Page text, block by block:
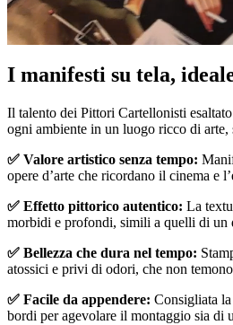
Pause
I manifesti su tela,
Il talento dei Pittori Cartellonisti
ogni ambiente in un luogo ricco di arte,
✅ Valore artistico senza tempo:
opere d’arte che ricordano il cinema e
✅ Effetto pittorico autentico: La
morbidi e profondi, simili a quelli di un
✅ Bellezza che dura nel tempo:
atossici e privi di odori, che non
✅ Facile da appendere: Consigliata
bordi per agevolare il montaggio sia di